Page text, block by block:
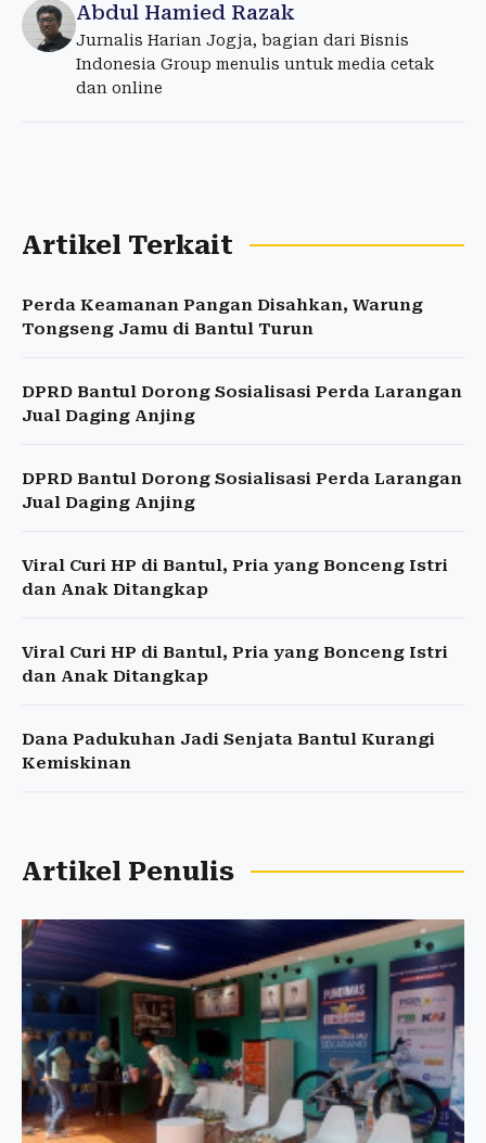
Abdul Hamied Razak
Jurnalis Harian Jogja, bagian dari Bisnis
Indonesia Group menulis untuk media cetak
dan online
Artikel Terkait
Perda Keamanan Pangan Disahkan, Warung
Tongseng Jamu di Bantul Turun
DPRD Bantul Dorong Sosialisasi Perda Larangan
Jual Daging Anjing
DPRD Bantul Dorong Sosialisasi Perda Larangan
Jual Daging Anjing
Viral Curi HP di Bantul, Pria yang Bonceng Istri
dan Anak Ditangkap
Viral Curi HP di Bantul, Pria yang Bonceng Istri
dan Anak Ditangkap
Dana Padukuhan Jadi Senjata Bantul Kurangi
Kemiskinan
Artikel Penulis